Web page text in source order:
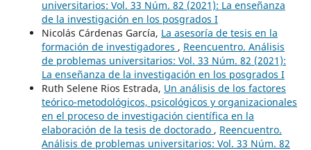
universitarios: Vol. 33 Núm. 82 (2021): La enseñanza
de la investigación en los posgrados I
Nicolás Cárdenas García, La asesoría de tesis en la
formación de investigadores , Reencuentro. Análisis
de problemas universitarios: Vol. 33 Núm. 82 (2021):
La enseñanza de la investigación en los posgrados I
Ruth Selene Rios Estrada, Un análisis de los factores
teórico-metodológicos, psicológicos y organizacionales
en el proceso de investigación científica en la
elaboración de la tesis de doctorado , Reencuentro.
Análisis de problemas universitarios: Vol. 33 Núm. 82